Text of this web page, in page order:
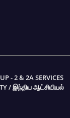
- 2 & 2A SERVICES
/ இந்திய ஆட்சியியல்